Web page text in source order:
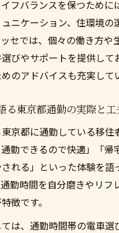
フバランスを保つために
ニケーション、住環境の
セでは、個々の働き方や
びやサポートを提供して
のアドバイスも充実して
る東京都通勤の実際と工
京都に通勤している移住
勤できるので快適」「帰
れる」といった体験を語
勤時間を自分磨きやリフ
徴です。
は、通勤時間帯の電車選